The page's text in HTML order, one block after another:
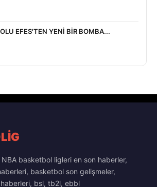
EFES'TEN YENİ BİR BOMBA...
basketbol ligleri en son haberler,
basketbol son gelişmeler,
bsl, tb2l, ebbl